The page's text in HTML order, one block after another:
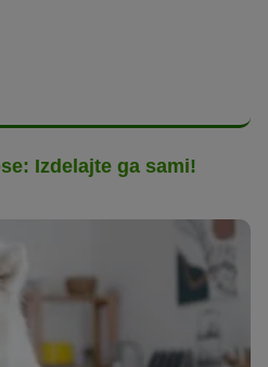
Izdelajte ga sami!